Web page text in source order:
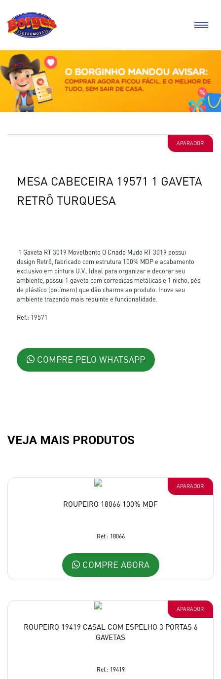
APARADOR
MESA CABECEIRA 19571 1 GAVETA
RETRÔ TURQUESA
1 Gaveta RT 3019 Movelbento O Criado Mudo RT 3019 possui
design Retrô, fabricado com estrutura 100% MDP e acabamento
exclusivo em pintura U.V.. Ideal para organizar e decorar seu
ambiente, possui 1 gaveta com corrediças metálicas e 1 nicho, pés
de plástico (polímero) que dão charme ao produto. Inove seu
ambiente trazendo mais requinte e funcionalidade.
Ref.: 19571
COMPRE PELO WHATSAPP
VEJA MAIS PRODUTOS
APARADOR
ROUPEIRO 18066 100% MDF
Ref.: 18066
COMPRE AGORA
APARADOR
ROUPEIRO 19419 CASAL COM ESPELHO 3 PORTAS 6
GAVETAS
Ref.: 19419